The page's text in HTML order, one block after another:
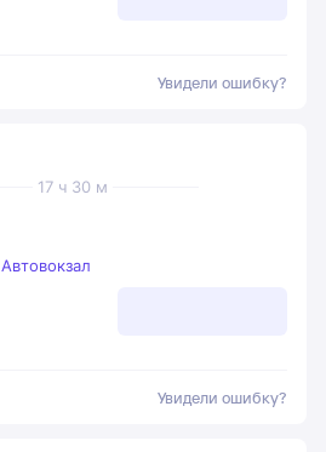
Увидели ошибку?
17 ч 30 м
Автовокзал
Увидели ошибку?